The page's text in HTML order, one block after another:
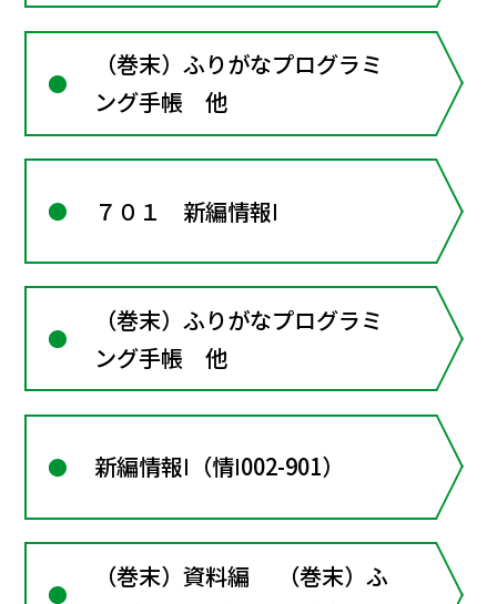
（巻末）ふりがなプログラミ
ング手帳 他
７０１ 新編情報Ⅰ
（巻末）ふりがなプログラミ
ング手帳 他
新編情報Ⅰ（情Ⅰ002-901）
（巻末）資料編 （巻末）ふ